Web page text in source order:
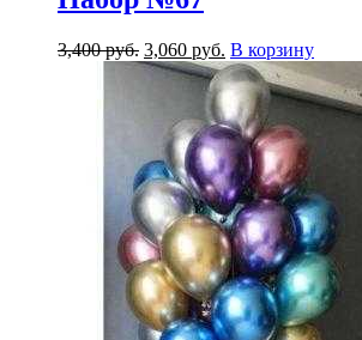
3,400руб. 3,060 руб. В корзину